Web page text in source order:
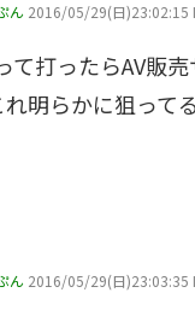
ん 2016/05/29(日)23:02:15
て打ったらAV販
明らかに狙って
ん 2016/05/29(日)23:03:35